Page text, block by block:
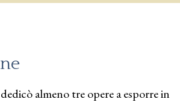
almeno tre opere a esporre in